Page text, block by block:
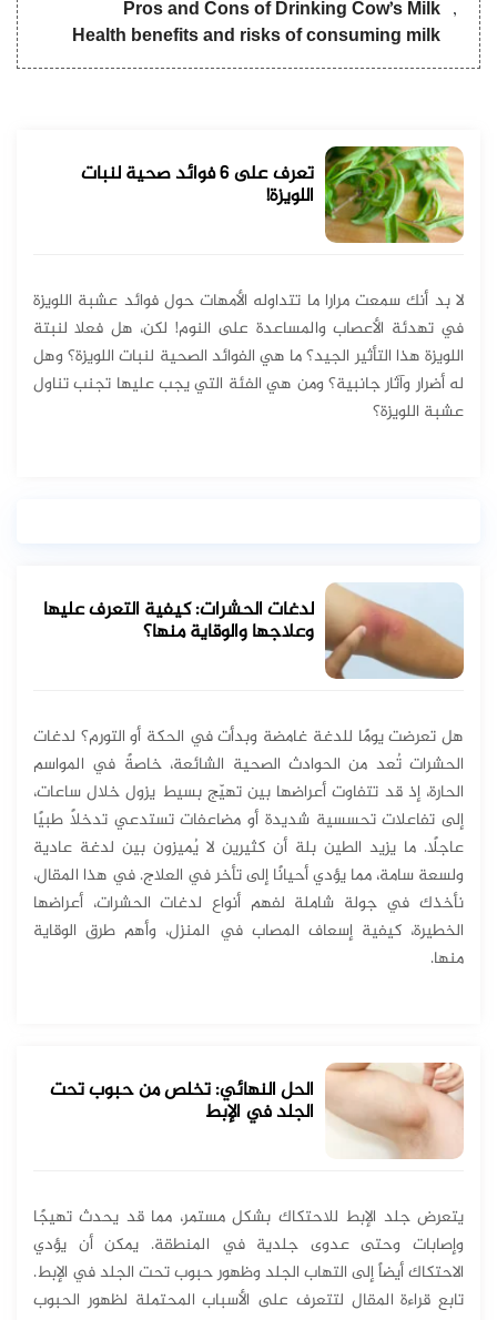
Pros and Cons of Drinking Cow’s Milk
Health benefits and risks of consuming milk
تعرف على 6 فوائد صحية لنبات
اللويزة!
لا بد أنك سمعت مرارا ما تتداوله الأمهات حول فوائد عشبة اللويزة
في تهدئة الأعصاب والمساعدة على النوم! لكن، هل فعلا لنبتة
اللويزة هذا التأثير الجيد؟ ما هي الفوائد الصحية لنبات اللويزة؟ وهل
له أضرار وآثار جانبية؟ ومن هي الفئة التي يجب عليها تجنب تناول
عشبة اللويزة؟
لدغات الحشرات: كيفية التعرف عليها
وعلاجها والوقاية منها؟
هل تعرضت يومًا للدغة غامضة وبدأت في الحكة أو التورم؟ لدغات
الحشرات تُعد من الحوادث الصحية الشائعة، خاصةً في المواسم
الحارة، إذ قد تتفاوت أعراضها بين تهيّج بسيط يزول خلال ساعات،
إلى تفاعلات تحسسية شديدة أو مضاعفات تستدعي تدخلاً طبيًا
عاجلًا. ما يزيد الطين بلة أن كثيرين لا يُميزون بين لدغة عادية
ولسعة سامة، مما يؤدي أحيانًا إلى تأخر في العلاج. في هذا المقال،
نأخذك في جولة شاملة لفهم أنواع لدغات الحشرات، أعراضها
الخطيرة، كيفية إسعاف المصاب في المنزل، وأهم طرق الوقاية
منها.
الحل النهائي: تخلص من حبوب تحت
الجلد في الإبط
يتعرض جلد الإبط للاحتكاك بشكل مستمر، مما قد يحدث تهيجًا
وإصابات وحتى عدوى جلدية في المنطقة. يمكن أن يؤدي
الاحتكاك أيضاً إلى التهاب الجلد وظهور حبوب تحت الجلد في الإبط.
تابع قراءة المقال لتتعرف على الأسباب المحتملة لظهور الحبوب